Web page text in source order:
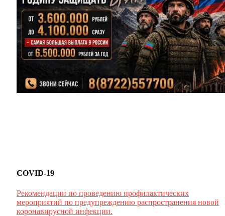
COVID-19
Рекомендации по проведению профилактических
мероприятий по предупреждению распространения новой
коронавирусной инфекции.